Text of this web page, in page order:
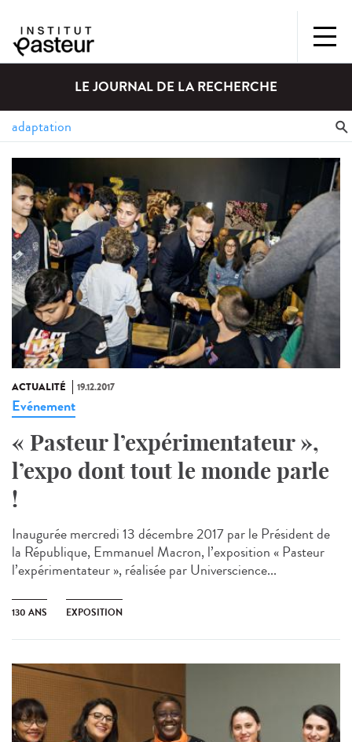
LE JOURNAL DE LA RECHERCHE
ACTUALITÉ 19.12.2017
Evénement
« Pasteur l’expérimentateur »,
l’expo dont tout le monde parle
!
Inaugurée mercredi 13 décembre 2017 par le Président de
la République, Emmanuel Macron, l’exposition « Pasteur
l’expérimentateur », réalisée par Universcience...
130 ANS EXPOSITION